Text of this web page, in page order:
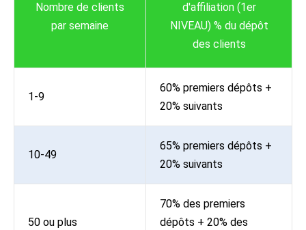
Nombre de clients
par semaine
d'affiliation (1er
NIVEAU) % du dépôt
des clients
1-9
60% premiers dépôts +
20% suivants
10-49
65% premiers dépôts +
20% suivants
50 ou plus
70% des premiers
dépôts + 20% des